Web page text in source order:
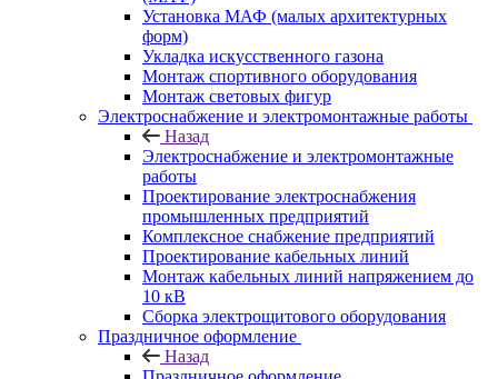
Установка МАФ (малых архитектурных
форм)
Укладка искусственного газона
Монтаж спортивного оборудования
Монтаж световых фигур
Электроснабжение и электромонтажные работы
Назад
Электроснабжение и электромонтажные
работы
Проектирование электроснабжения
промышленных предприятий
Комплексное снабжение предприятий
Проектирование кабельных линий
Монтаж кабельных линий напряжением до
10 кВ
Сборка электрощитового оборудования
Праздничное оформление
Назад